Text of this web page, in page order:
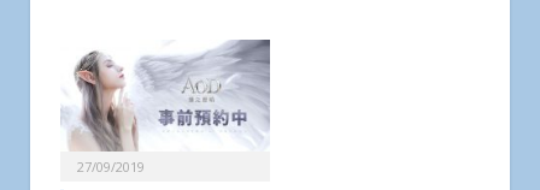
27/09/2019